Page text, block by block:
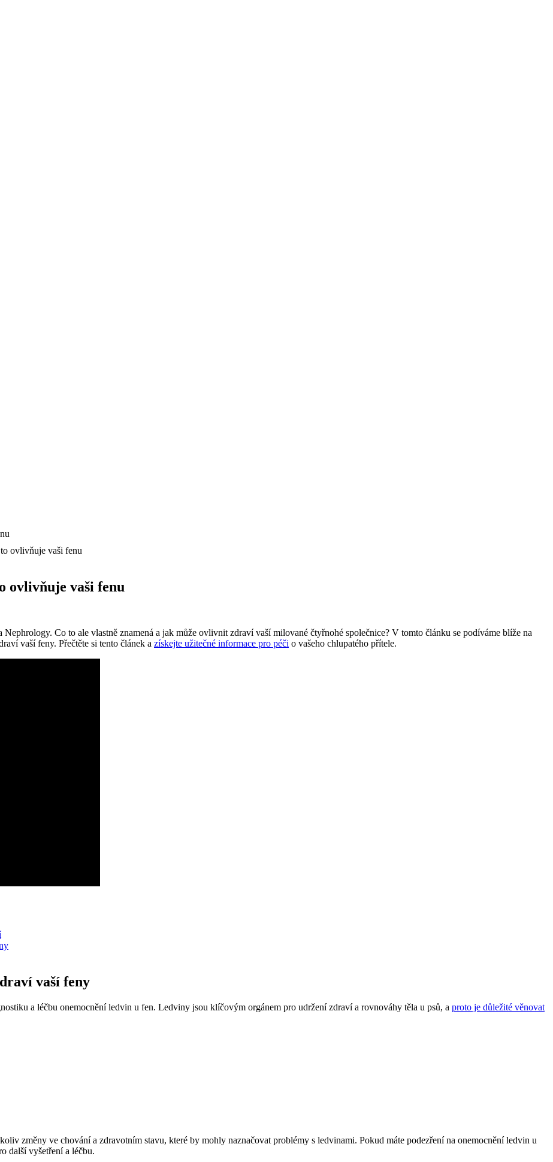
ovlivňuje vaši fenu
ovlivňuje vaši fenu
Nephrology. Co to ale vlastně znamená a jak může ovlivnit zdraví vaší milované čtyřnohé společnice? V tomto článku se podíváme blíže na
vaší feny. Přečtěte si tento článek a získejte užitečné informace pro péči o vašeho chlupatého přítele.
vaší feny
a léčbu onemocnění ledvin u fen. Ledviny jsou klíčovým orgánem pro udržení zdraví a rovnováhy těla u psů, a proto je důležité věnovat
změny ve chování a zdravotním stavu, které by mohly naznačovat problémy s ledvinami. Pokud máte podezření na onemocnění ledvin u
další vyšetření a léčbu.